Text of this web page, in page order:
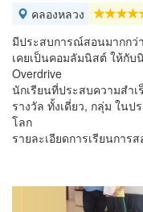
คลองหลวง
มีประสบการณ์สอนมากกว่
เคยเป็นคอมลัมนิสต์ ให้กับ
Overdrive
นักเรียนที่ประสบความสำ
รางวัล ทั้งเดี่ยว, กลุ่ม ในป
โลก
รายละเอียดการเรียนการ